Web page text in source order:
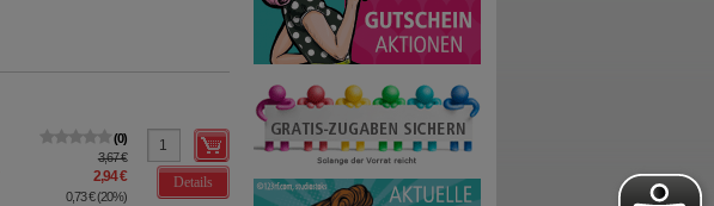
0
3,67 €
2,94 €
0,73 €(20%)
Details